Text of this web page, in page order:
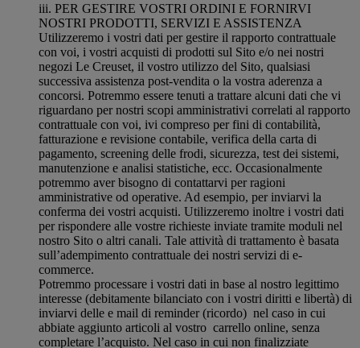
iii. PER GESTIRE VOSTRI ORDINI E FORNIRVI
NOSTRI PRODOTTI, SERVIZI E ASSISTENZA
Utilizzeremo i vostri dati per gestire il rapporto contrattuale
con voi, i vostri acquisti di prodotti sul Sito e/o nei nostri
negozi Le Creuset, il vostro utilizzo del Sito, qualsiasi
successiva assistenza post-vendita o la vostra aderenza a
concorsi. Potremmo essere tenuti a trattare alcuni dati che vi
riguardano per nostri scopi amministrativi correlati al rapporto
contrattuale con voi, ivi compreso per fini di contabilità,
fatturazione e revisione contabile, verifica della carta di
pagamento, screening delle frodi, sicurezza, test dei sistemi,
manutenzione e analisi statistiche, ecc. Occasionalmente
potremmo aver bisogno di contattarvi per ragioni
amministrative od operative. Ad esempio, per inviarvi la
conferma dei vostri acquisti. Utilizzeremo inoltre i vostri dati
per rispondere alle vostre richieste inviate tramite moduli nel
nostro Sito o altri canali. Tale attività di trattamento è basata
sull’adempimento contrattuale dei nostri servizi di e-
commerce.
Potremmo processare i vostri dati in base al nostro legittimo
interesse (debitamente bilanciato con i vostri diritti e libertà) di
inviarvi delle e mail di reminder (ricordo) nel caso in cui
abbiate aggiunto articoli al vostro carrello online, senza
completare l’acquisto. Nel caso in cui non finalizziate